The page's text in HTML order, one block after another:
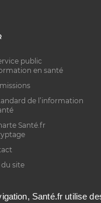
public
en santé
de l’information
Santé.fr
du site
Santé.fr utilise